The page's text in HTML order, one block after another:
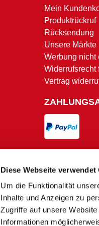
Diese Webseite verwendet
Um die Funktionalität
Inhalte und Anzeigen zu
Zugriffe auf unsere
Informationen
Mein
Produktrückruf
Rücksendung
Unsere Märkte
Werbung nicht
Widerrufsrecht
Vertrag
Versand und